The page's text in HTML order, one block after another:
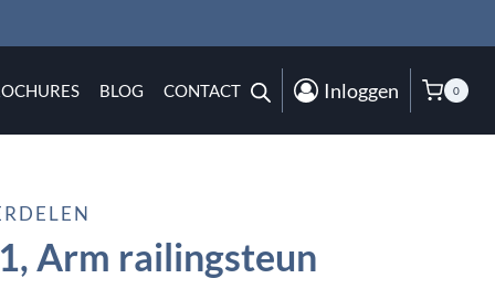
BLOG CONTACT Inloggen 0
Arm railingsteun